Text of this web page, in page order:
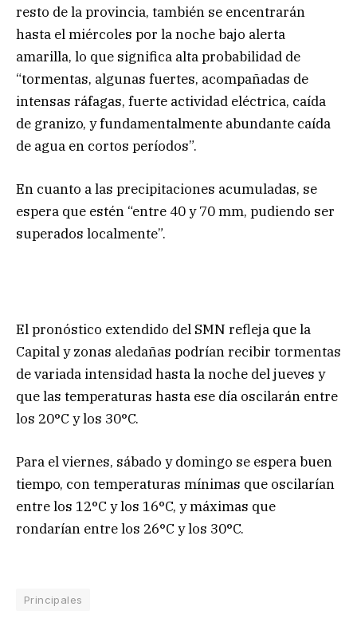
resto de la provincia, también se encentrarán
hasta el miércoles por la noche bajo alerta
amarilla, lo que significa alta probabilidad de
“tormentas, algunas fuertes, acompañadas de
intensas ráfagas, fuerte actividad eléctrica, caída
de granizo, y fundamentalmente abundante caída
de agua en cortos períodos”.
En cuanto a las precipitaciones acumuladas, se
espera que estén “entre 40 y 70 mm, pudiendo ser
superados localmente”.
El pronóstico extendido del SMN refleja que la
Capital y zonas aledañas podrían recibir tormentas
de variada intensidad hasta la noche del jueves y
que las temperaturas hasta ese día oscilarán entre
los 20°C y los 30°C.
Para el viernes, sábado y domingo se espera buen
tiempo, con temperaturas mínimas que oscilarían
entre los 12°C y los 16°C, y máximas que
rondarían entre los 26°C y los 30°C.
Principales